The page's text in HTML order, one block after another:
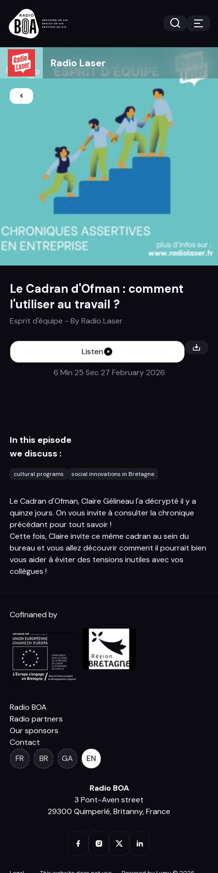
Radio Laser
Le Cadran d'Ofman : comment
l'utiliser au travail ?
Esprit d'équipe - ByRadio Laser
Listen
6 Min 25 Sec 27 February 2026
In this episode
we discuss :
cultural programs social innovations in Bretagne
Le Cadran d'Ofman, Claire Gélineau l'a décrypté il y a
quinze jours. On vous invite à consulter la chronique
précédant pour tout savoir !
Cette fois, Claire invite ce même cadran au sein du
bureau et vous allez découvrir comment il pourrait bien
vous aider à éviter des tensions inutiles avec vos
collègues !
Cofinaned by
Radio BOA
Radio partners
Our sponsors
Contact
FR
BR GA EN
Radio BOA
3 Pont-Aven street
29300 Quimperlé, Britanny, France